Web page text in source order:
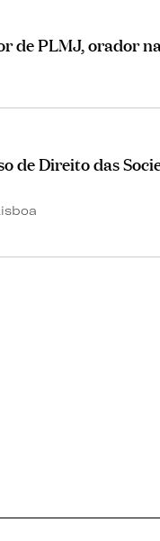
de PLMJ, orador
de Direito das